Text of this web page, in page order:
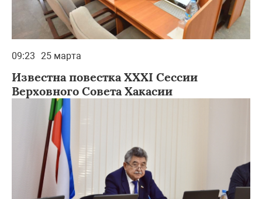
09:23 25 марта
Известна повестка XXXI Сессии
Верховного Совета Хакасии